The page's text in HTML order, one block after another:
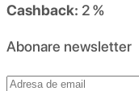
Cashback: 2 %
Abonare newsletter